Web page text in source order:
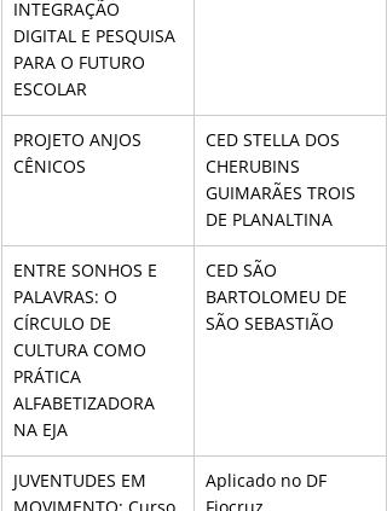
INTEGRAÇÃO
DIGITAL E PESQUISA
PARA O FUTURO
ESCOLAR
PROJETO ANJOS
CÊNICOS
CED STELLA DOS
CHERUBINS
GUIMARÃES TROIS
DE PLANALTINA
ENTRE SONHOS E
PALAVRAS: O
CÍRCULO DE
CULTURA COMO
PRÁTICA
ALFABETIZADORA
NA EJA
CED SÃO
BARTOLOMEU DE
SÃO SEBASTIÃO
JUVENTUDES EM
Aplicado no DF